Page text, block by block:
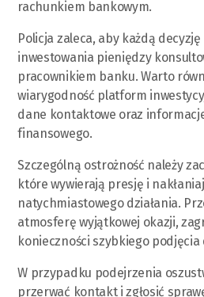
rachunkiem bankowym.
Policja zaleca, aby każdą
inwestowania pieniędzy
pracownikiem banku. Warto
wiarygodność platform
dane kontaktowe oraz
finansowego.
Szczególną ostrożność należy
które wywierają presję i
natychmiastowego działania.
atmosferę wyjątkowej okazji,
konieczności szybkiego podjęcia
W przypadku podejrzenia
przerwać kontakt i zgłosić